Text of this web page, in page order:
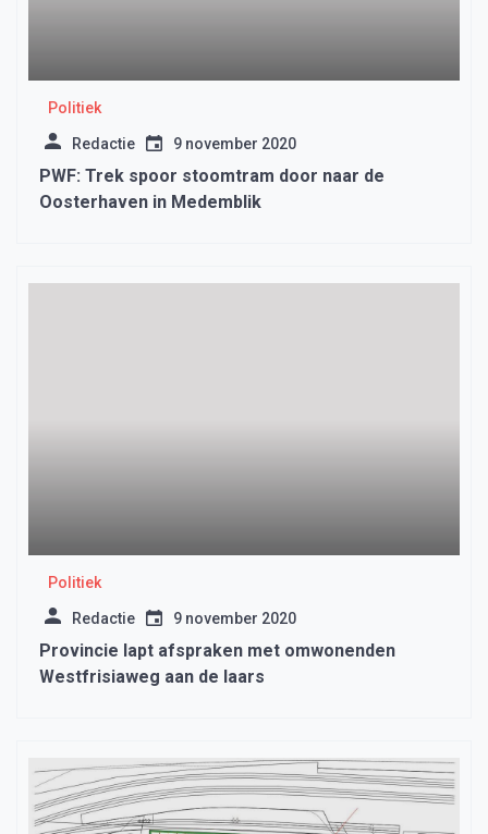
Politiek
Redactie 9 november 2020
PWF: Trek spoor stoomtram door naar de
Oosterhaven in Medemblik
Politiek
Redactie 9 november 2020
Provincie lapt afspraken met omwonenden
Westfrisiaweg aan de laars